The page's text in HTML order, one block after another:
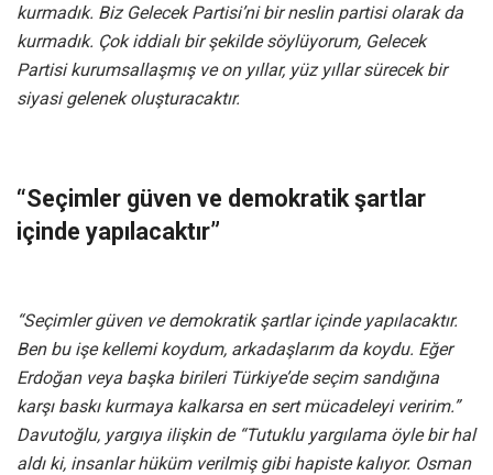
kurmadık. Biz Gelecek Partisi’ni bir neslin partisi olarak da
kurmadık. Çok iddialı bir şekilde söylüyorum, Gelecek
Partisi kurumsallaşmış ve on yıllar, yüz yıllar sürecek bir
siyasi gelenek oluşturacaktır.
“Seçimler güven ve demokratik şartlar
içinde yapılacaktır”
“Seçimler güven ve demokratik şartlar içinde yapılacaktır.
Ben bu işe kellemi koydum, arkadaşlarım da koydu. Eğer
Erdoğan veya başka birileri Türkiye’de seçim sandığına
karşı baskı kurmaya kalkarsa en sert mücadeleyi veririm.”
Davutoğlu, yargıya ilişkin de “Tutuklu yargılama öyle bir hal
aldı ki, insanlar hüküm verilmiş gibi hapiste kalıyor. Osman